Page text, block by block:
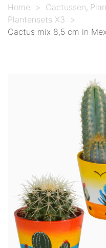
Home > Cactussen,
Plantensets X3
>
Cactus mix 8,5 cm in